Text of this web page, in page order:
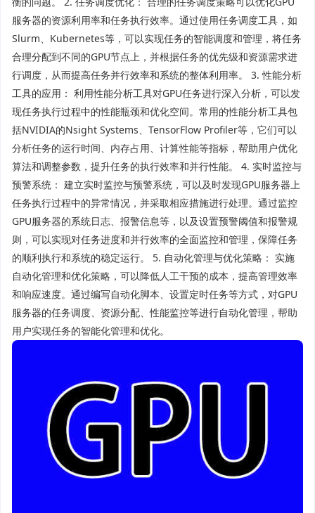
服务器的资源利用率和任务执行效率。通过使用任务调度工具，如
Slurm、Kubernetes等，可以实现任务的智能调度和管理，将任务
合理分配到不同的GPU节点上，并根据任务的优先级和资源需求进
行调度，从而提高任务并行效率和系统的整体利用率。 3. 性能分析
工具的应用： 利用性能分析工具对GPU任务进行深入分析，可以发
现任务执行过程中的性能瓶颈和优化空间。常用的性能分析工具包
括NVIDIA的Nsight Systems、TensorFlow Profiler等，它们可以
分析任务的运行时间、内存占用、计算性能等指标，帮助用户优化
算法和调整参数，提升任务的执行效率和并行性能。 4. 实时监控与
预警系统： 建立实时监控与预警系统，可以及时发现GPU服务器上
任务执行过程中的异常情况，并采取相应措施进行处理。通过监控
GPU服务器的系统日志、报警信息等，以及设置预警阈值和报警规
则，可以实现对任务进度和并行效率的全面监控和管理，保障任务
的顺利执行和系统的稳定运行。 5. 自动化管理与优化策略： 实施
自动化管理和优化策略，可以降低人工干预的成本，提高管理效率
和响应速度。通过编写自动化脚本、设置定时任务等方式，对GPU
服务器的任务调度、资源分配、性能监控等进行自动化管理，帮助
用户实现任务的智能化管理和优化。